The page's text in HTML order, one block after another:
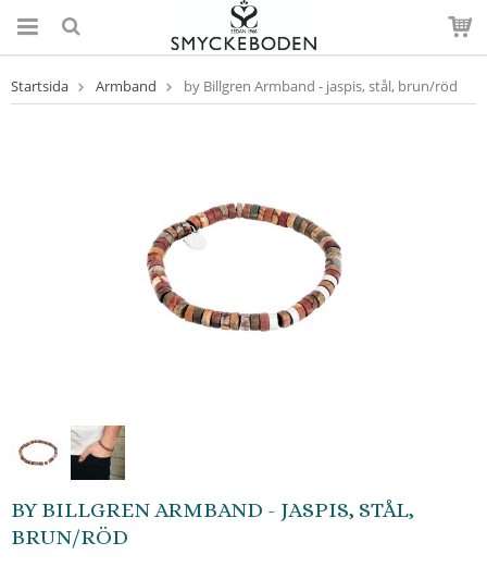
Startsida Armband by Billgren Armband - jaspis, stål, brun/röd
BY BILLGREN ARMBAND - JASPIS, STÅL,
BRUN/RÖD